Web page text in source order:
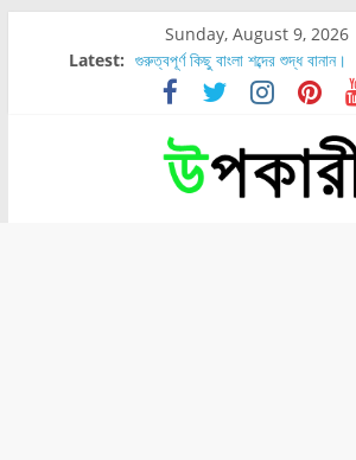
Sunday, August 9, 2026
Latest: গুরুত্বপূর্ণ কিছু বাংলা শব্দের শুদ্ধ বানান।
শরীরের কোন অংশে বেডসোর বেশি হয়?
নাসাল টিউব কতদিন রাখা যায়?
রোগীর পিঠ, কোমর এবং পায়ে বেডসোর
পার্সিমন ফলের স্বাস্থ্য ও পুষ্টি উপকারিতা।